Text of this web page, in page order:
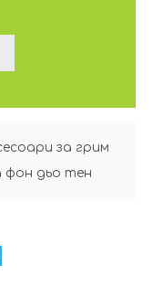
за грим
фон дьо тен